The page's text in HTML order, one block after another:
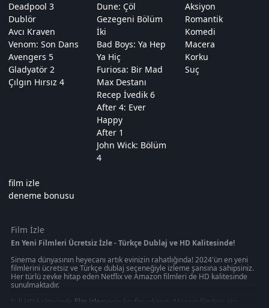
Deadpool 3
Dublör
Avcı Kraven
Venom: Son Dans
Avengers 5
Gladyatör 2
Çılgın Hırsız 4
Dune: Çöl
Gezegeni Bölüm
İki
Bad Boys: Ya Hep
Ya Hiç
Furiosa: Bir Mad
Max Destanı
Recep İvedik 6
After 4: Ever
Happy
After 1
John Wick: Bölüm
4
Aksiyon
Romantik
Komedi
Macera
Korku
Suç
film izle
deneme bonusu
Film İzle
En Yeni Filmleri Ücretsiz İzle - Türkçe Dublaj ve HD Kalitesinde!
Sinema dünyasının heyecanı artık evinizin rahatlığında! 2024'ün en yeni
filmlerini ücretsiz ve Türkçe dublaj seçeneğiyle izleme şansına sahipsiniz.
Her türlü zevke hitap eden Netflix ve Amazon filmleri de HD kalitesinde
sunulmaktadır.
Full HD kalitesinde film izle menin keyfini çıkarın. Aksiyon filmleri, sizi